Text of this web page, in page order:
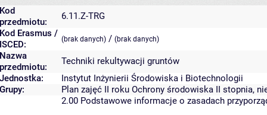
Kod
przedmiotu:
6.11.Z-TRG
Kod Erasmus /
ISCED:
(brak danych) / (brak danych)
Nazwa
przedmiotu:
Techniki rekultywacji gruntów
Jednostka:
Instytut Inżynierii Środowiska i Biotechnologii
Grupy:
Plan zajęć II roku Ochrony środowiska II stopnia,
2.00 Podstawowe informacje o zasadach